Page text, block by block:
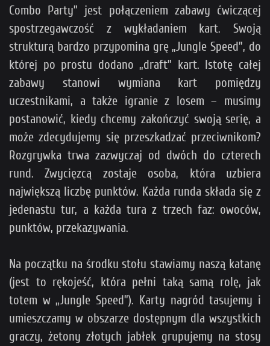
Combo Party” jest połączeniem zabawy ćwiczącej
spostrzegawczość z wykładaniem kart. Swoją
strukturą bardzo przypomina grę „Jungle Speed”, do
której po prostu dodano „draft” kart. Istotę całej
zabawy stanowi wymiana kart pomiędzy
uczestnikami, a także igranie z losem – musimy
postanowić, kiedy chcemy zakończyć swoją serię, a
może zdecydujemy się przeszkadzać przeciwnikom?
Rozgrywka trwa zazwyczaj od dwóch do czterech
rund. Zwycięzcą zostaje osoba, która uzbiera
największą liczbę punktów. Każda runda składa się z
jedenastu tur, a każda tura z trzech faz: owoców,
punktów, przekazywania.
Na początku na środku stołu stawiamy naszą katanę
(jest to rękojeść, która pełni taką samą rolę, jak
totem w „Jungle Speed”). Karty nagród tasujemy i
umieszczamy w obszarze dostępnym dla wszystkich
graczy, żetony złotych jabłek grupujemy na stosy